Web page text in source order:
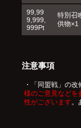
99,99
9,999,
999Pt
特別召
供物×1
注意事項
・「同盟戦」の
様のご意見などを
性がございます。